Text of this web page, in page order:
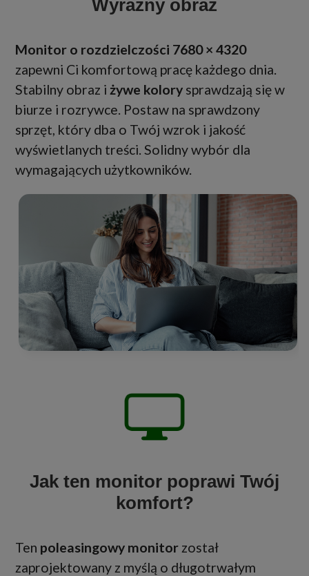
Wyraźny obraz
Monitor o rozdzielczości 7680 × 4320
zapewni Ci komfortową pracę każdego dnia.
Stabilny obraz i żywe kolory sprawdzają się w
biurze i rozrywce. Postaw na sprawdzony
sprzęt, który dba o Twój wzrok i jakość
wyświetlanych treści. Solidny wybór dla
wymagających użytkowników.
Jak ten monitor poprawi Twój
komfort?
Ten poleasingowy monitor został
zaprojektowany z myślą o długotrwałym